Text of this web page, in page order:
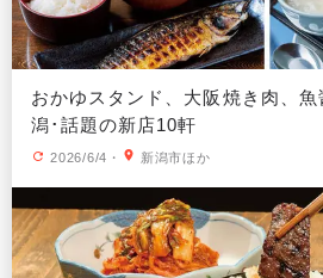
おかゆスタンド、大阪焼き肉、
潟･話題の新店10軒
2026/6/4 ・ 新潟市ほか